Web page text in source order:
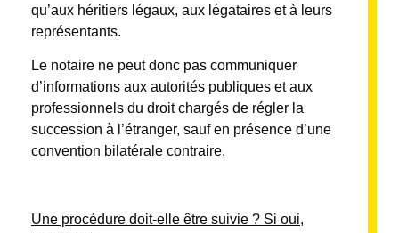
qu’aux héritiers légaux, aux légataires et à leurs
représentants.
Le notaire ne peut donc pas communiquer
d’informations aux autorités publiques et aux
professionnels du droit chargés de régler la
succession à l’étranger, sauf en présence d’une
convention bilatérale contraire.
Une procédure doit-elle être suivie ? Si oui,